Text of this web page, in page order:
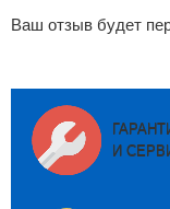
Ваш отзыв будет
И